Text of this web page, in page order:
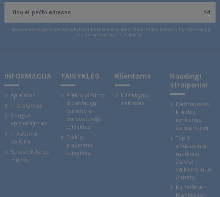
Prenumeratos galėsite atsisakyti bet kuriuo metu. Tam tikslui mūsų kontaktinę informaciją
rasite parduotuvės taisyklėse.
INFORMACIJA
Apie mus
Pristatymas
Saugus
apmokėjimas
Privatumo
politika
Susisiekite su
mumis
TAISYKLĖS
Prekių pirkimo
ir paslaugų
teikimo e-
parduotuvėje
taisyklės
Prekių
grąžinimo
taisyklės
Klientams
Užsakymo
sekimas
Naudingi
straipsniai
Dažniausios
klaidos
renkantis
žaislą vaikui
Top 9
edukaciniai
mediniai
žaislai
vaikams nuo
2 metų
Ką reiškia -
Montessori